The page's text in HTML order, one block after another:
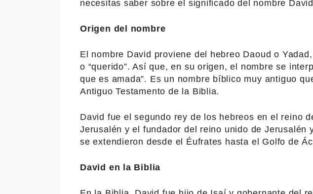
necesitas saber sobre el significado del nombre
Origen del nombre
El nombre David proviene del hebreo Daoud o
o “querido”. Así que, en su origen, el nombre se
que es amada”. Es un nombre bíblico muy antiguo
Antiguo Testamento de la Biblia.
David fue el segundo rey de los hebreos en el reino
Jerusalén y el fundador del reino unido de Jerusalén
se extendieron desde el Éufrates hasta el Golfo de
David en la Biblia